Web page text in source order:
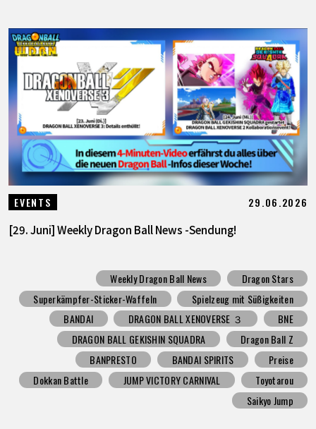
EVENTS 29.06.2026
[29. Juni] Weekly Dragon Ball News -Sendung!
Weekly Dragon Ball News
Dragon Stars
Superkämpfer-Sticker-Waffeln
Spielzeug mit Süßigkeiten
BANDAI
DRAGON BALL XENOVERSE ３
BNE
DRAGON BALL GEKISHIN SQUADRA
Dragon Ball Z
BANPRESTO
BANDAI SPIRITS
Preise
Dokkan Battle
JUMP VICTORY CARNIVAL
Toyotarou
Saikyo Jump